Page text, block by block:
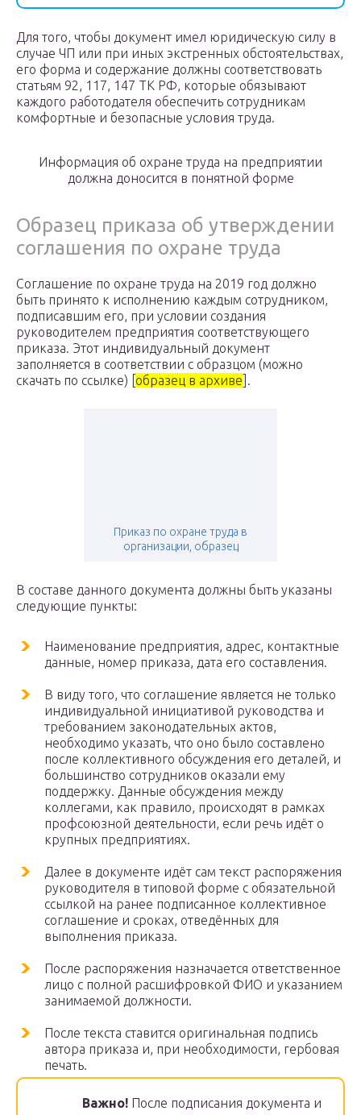
Для того, чтобы документ имел юридическую силу в
случае ЧП или при иных экстренных обстоятельствах,
его форма и содержание должны соответствовать
статьям 92, 117, 147 ТК РФ, которые обязывают
каждого работодателя обеспечить сотрудникам
комфортные и безопасные условия труда.
Информация об охране труда на предприятии
должна доносится в понятной форме
Образец приказа об утверждении
соглашения по охране труда
Соглашение по охране труда на 2019 год должно
быть принято к исполнению каждым сотрудником,
подписавшим его, при условии создания
руководителем предприятия соответствующего
приказа. Этот индивидуальный документ
заполняется в соответствии с образцом (можно
скачать по ссылке) [ образец в архиве ].
Приказ по охране труда в
организации, образец
В составе данного документа должны быть указаны
следующие пункты:
Наименование предприятия, адрес, контактные
данные, номер приказа, дата его составления.
В виду того, что соглашение является не только
индивидуальной инициативой руководства и
требованием законодательных актов,
необходимо указать, что оно было составлено
после коллективного обсуждения его деталей, и
большинство сотрудников оказали ему
поддержку. Данные обсуждения между
коллегами, как правило, происходят в рамках
профсоюзной деятельности, если речь идёт о
крупных предприятиях.
Далее в документе идёт сам текст распоряжения
руководителя в типовой форме с обязательной
ссылкой на ранее подписанное коллективное
соглашение и сроках, отведённых для
выполнения приказа.
После распоряжения назначается ответственное
лицо с полной расшифровкой ФИО и указанием
занимаемой должности.
После текста ставится оригинальная подпись
автора приказа и, при необходимости, гербовая
печать.
Важно! После подписания документа и